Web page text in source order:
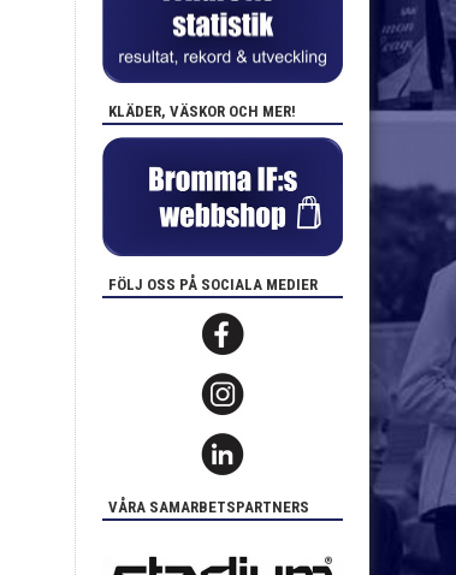
KLÄDER, VÄSKOR OCH MER!
FÖLJ OSS PÅ SOCIALA MEDIER
VÅRA SAMARBETSPARTNERS